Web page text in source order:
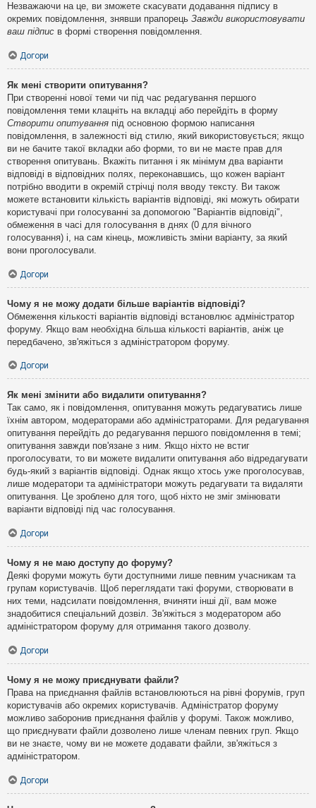
Незважаючи на це, ви зможете скасувати додавання підпису в
окремих повідомлення, знявши прапорець Завжди використовувати
ваш підпис в формі створення повідомлення.
Догори
Як мені створити опитування?
При створенні нової теми чи під час редагування першого
повідомлення теми клацніть на вкладці або перейдіть в форму
Створити опитування під основною формою написання
повідомлення, в залежності від стилю, який використовується; якщо
ви не бачите такої вкладки або форми, то ви не маєте прав для
створення опитувань. Вкажіть питання і як мінімум два варіанти
відповіді в відповідних полях, переконавшись, що кожен варіант
потрібно вводити в окремій стрічці поля вводу тексту. Ви також
можете встановити кількість варіантів відповіді, які можуть обирати
користувачі при голосуванні за допомогою "Варіантів відповіді",
обмеження в часі для голосування в днях (0 для вічного
голосування) і, на сам кінець, можливість зміни варіанту, за який
вони проголосували.
Догори
Чому я не можу додати більше варіантів відповіді?
Обмеження кількості варіантів відповіді встановлює адміністратор
форуму. Якщо вам необхідна більша кількості варіантів, аніж це
передбачено, зв'яжіться з адміністратором форуму.
Догори
Як мені змінити або видалити опитування?
Так само, як і повідомлення, опитування можуть редагуватись лише
їхнім автором, модераторами або адміністраторами. Для редагування
опитування перейдіть до редагування першого повідомлення в темі;
опитування завжди пов'язане з ним. Якщо ніхто не встиг
проголосувати, то ви можете видалити опитування або відредагувати
будь-який з варіантів відповіді. Однак якщо хтось уже проголосував,
лише модератори та адміністратори можуть редагувати та видаляти
опитування. Це зроблено для того, щоб ніхто не зміг змінювати
варіанти відповіді під час голосування.
Догори
Чому я не маю доступу до форуму?
Деякі форуми можуть бути доступними лише певним учасникам та
групам користувачів. Щоб переглядати такі форуми, створювати в
них теми, надсилати повідомлення, вчиняти інші дії, вам може
знадобитися спеціальний дозвіл. Зв'яжіться з модератором або
адміністратором форуму для отримання такого дозволу.
Догори
Чому я не можу приєднувати файли?
Права на приєднання файлів встановлюються на рівні форумів, груп
користувачів або окремих користувачів. Адміністратор форуму
можливо заборонив приєднання файлів у форумі. Також можливо,
що приєднувати файли дозволено лише членам певних груп. Якщо
ви не знаєте, чому ви не можете додавати файли, зв'яжіться з
адміністратором.
Догори